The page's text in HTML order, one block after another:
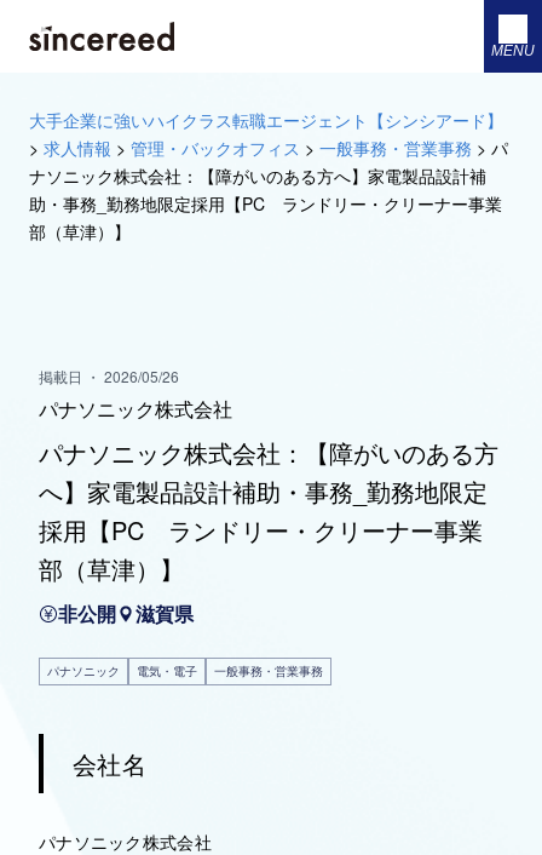
MENU
大手企業に強いハイクラス転職エージェント【シンシアード】
> 求人情報 > 管理・バックオフィス > 一般事務・営業事務 > パ
ナソニック株式会社：【障がいのある方へ】家電製品設計補
助・事務_勤務地限定採用【PC ランドリー・クリーナー事業
部（草津）】
掲載日 ・ 2026/05/26
パナソニック株式会社
パナソニック株式会社：【障がいのある方
へ】家電製品設計補助・事務_勤務地限定
採用【PC ランドリー・クリーナー事業
部（草津）】
非公開 滋賀県
パナソニック 電気・電子 一般事務・営業事務
会社名
パナソニック株式会社